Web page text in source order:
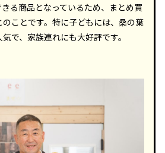
る商品となっているため、まとめ買
ことです。特に子どもには、桑の葉
で、家族連れにも大好評です。